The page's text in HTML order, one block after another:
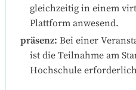
gleichzeitig in einem
Plattform anwesend.
präsenz: Bei einer
ist die Teilnahme am
Hochschule